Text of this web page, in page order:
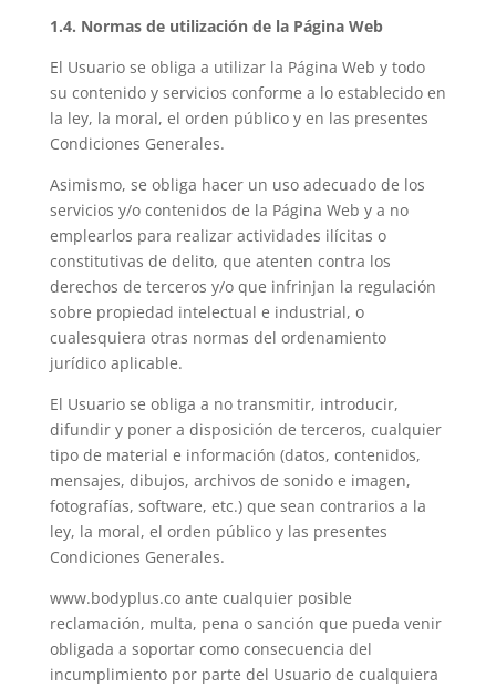
1.4. Normas de utilización de la Página Web
El Usuario se obliga a utilizar la Página Web y todo
su contenido y servicios conforme a lo establecido en
la ley, la moral, el orden público y en las presentes
Condiciones Generales.
Asimismo, se obliga hacer un uso adecuado de los
servicios y/o contenidos de la Página Web y a no
emplearlos para realizar actividades ilícitas o
constitutivas de delito, que atenten contra los
derechos de terceros y/o que infrinjan la regulación
sobre propiedad intelectual e industrial, o
cualesquiera otras normas del ordenamiento
jurídico aplicable.
El Usuario se obliga a no transmitir, introducir,
difundir y poner a disposición de terceros, cualquier
tipo de material e información (datos, contenidos,
mensajes, dibujos, archivos de sonido e imagen,
fotografías, software, etc.) que sean contrarios a la
ley, la moral, el orden público y las presentes
Condiciones Generales.
www.bodyplus.co ante cualquier posible
reclamación, multa, pena o sanción que pueda venir
obligada a soportar como consecuencia del
incumplimiento por parte del Usuario de cualquiera